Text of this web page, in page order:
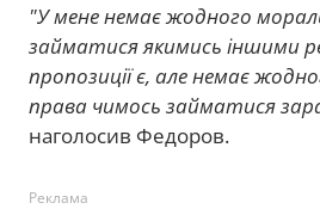
"У мене немає жодного
займатися якимись іншими
пропозиції є, але немає
права чимось займатися
наголосив Федоров.
Реклама